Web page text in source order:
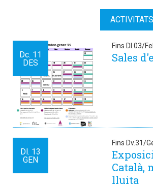
Dc. 11
DES
Fins Dl.03/
Sales
Dl. 13
GEN
Fins Dv.31/
Català,
lluita